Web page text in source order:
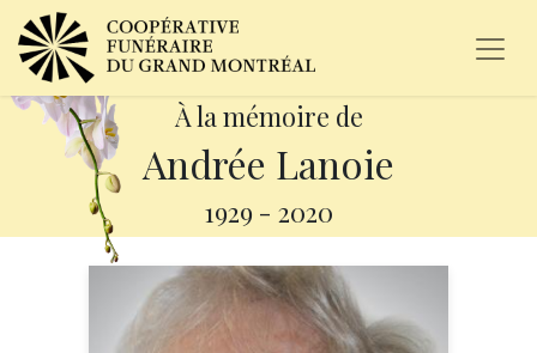
À la mémoire de
Andrée Lanoie
1929 - 2020